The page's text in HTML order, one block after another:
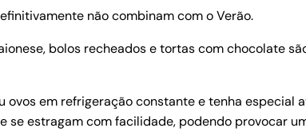
não combinam com o Verão.
bolos recheados e tortas com chocolate
em refrigeração constante e tenha especial
estragam com facilidade, podendo provocar